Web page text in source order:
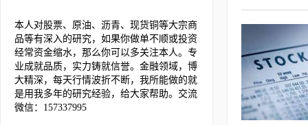
本人对股票、原油、沥青、现货铜等大宗商
品等有深入的研究，如果你做单不顺或投资
经常资金缩水，那么你可以多关注本人。专
业成就品质，实力铸就信誉。金融领域，博
大精深，每天行情波折不断，我所能做的就
是用我多年的研究经验，给大家帮助。交流
微信：157337995